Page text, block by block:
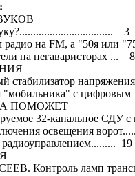
3
на FM, а "50я или
на негаваристорах ... 8
с цифровым
ПОМОЖЕТ
32-канальное СДУ с
освещения
19
Контроль ламп